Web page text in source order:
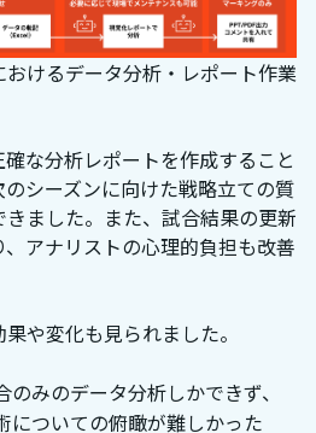
おけるデータ分析・レポート作業
な分析レポートを作成すること
シーズンに向けた戦略立ての質
ました。また、試合結果の更新
アナリストの心理的負担も改善
や変化も見られました。
みのデータ分析しかできず、
についての俯瞰が難しかった